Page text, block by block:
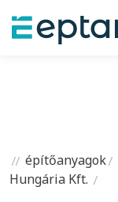
építőanyagok
Hungária Kft.